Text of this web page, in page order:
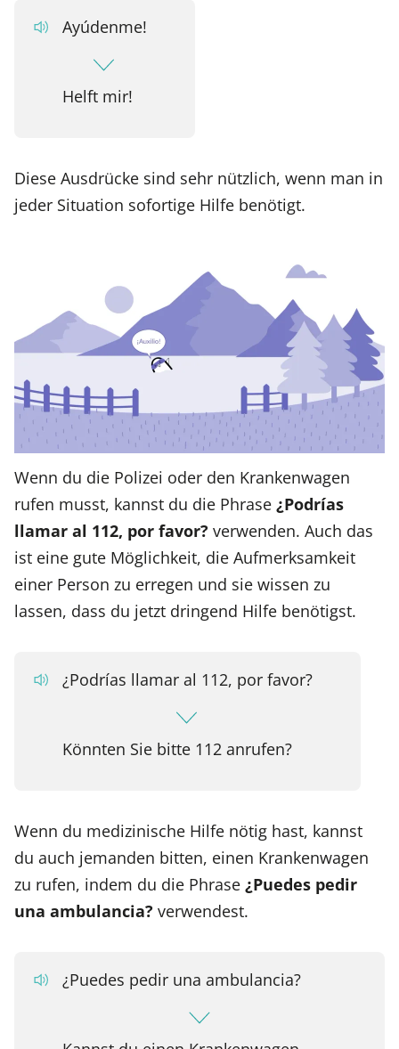
Ayúdenme!
Helft mir!
Diese Ausdrücke sind sehr nützlich, wenn man in
jeder Situation sofortige Hilfe benötigt.
Wenn du die Polizei oder den Krankenwagen
rufen musst, kannst du die Phrase ¿Podrías
llamar al 112, por favor? verwenden. Auch das
ist eine gute Möglichkeit, die Aufmerksamkeit
einer Person zu erregen und sie wissen zu
lassen, dass du jetzt dringend Hilfe benötigst.
¿Podrías llamar al 112, por favor?
Könnten Sie bitte 112 anrufen?
Wenn du medizinische Hilfe nötig hast, kannst
du auch jemanden bitten, einen Krankenwagen
zu rufen, indem du die Phrase ¿Puedes pedir
una ambulancia? verwendest.
¿Puedes pedir una ambulancia?